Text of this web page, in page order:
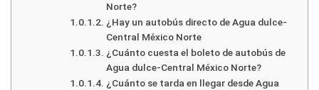
Norte?
¿Hay un autobús directo de Agua dulce-
Central México Norte
¿Cuánto cuesta el boleto de autobús de
Agua dulce-Central México Norte?
¿Cuánto se tarda en llegar desde Agua